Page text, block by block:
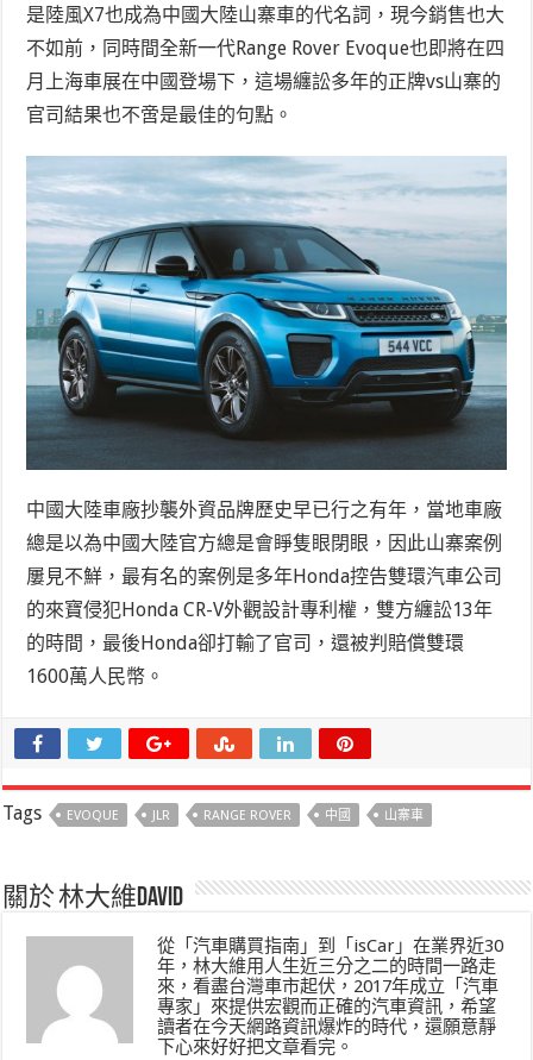
是陸風X7也成為中國大陸山寨車的代名詞，現今銷售也大
不如前，同時間全新一代Range Rover Evoque也即將在四
月上海車展在中國登場下，這場纏訟多年的正牌vs山寨的
官司結果也不啻是最佳的句點。
中國大陸車廠抄襲外資品牌歷史早已行之有年，當地車廠
總是以為中國大陸官方總是會睜隻眼閉眼，因此山寨案例
屢見不鮮，最有名的案例是多年Honda控告雙環汽車公司
的來寶侵犯Honda CR-V外觀設計專利權，雙方纏訟13年
的時間，最後Honda卻打輸了官司，還被判賠償雙環
1600萬人民幣。
Tags EVOQUE JLR RANGE ROVER 中國 山寨車
關於 林大維David
從「汽車購買指南」到「isCar」在業界近30
年，林大維用人生近三分之二的時間一路走
來，看盡台灣車市起伏，2017年成立「汽車
專家」來提供宏觀而正確的汽車資訊，希望
讀者在今天網路資訊爆炸的時代，還願意靜
下心來好好把文章看完。